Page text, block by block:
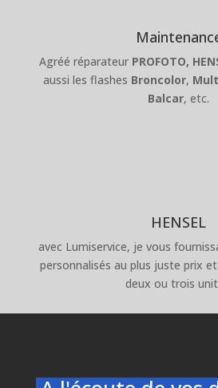
Agréé réparateur PROFOTO,
aussi les flashes Broncolor,
Balcar, etc.
HENSEL
avec Lumiservice, je vous
personnalisés au plus juste prix
deux ou trois